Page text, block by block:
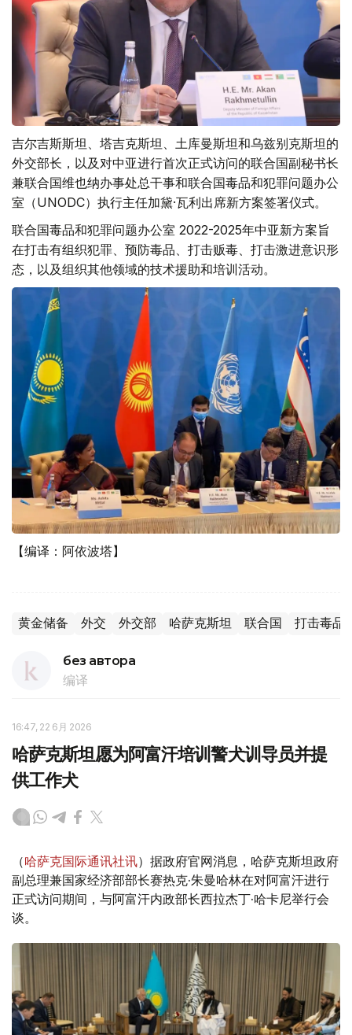
吉尔吉斯斯坦、塔吉克斯坦、土库曼斯坦和乌兹别克斯坦的
外交部长，以及对中亚进行首次正式访问的联合国副秘书长
兼联合国维也纳办事处总干事和联合国毒品和犯罪问题办公
室（UNODC）执行主任加黛·瓦利出席新方案签署仪式。
联合国毒品和犯罪问题办公室 2022-2025年中亚新方案旨
在打击有组织犯罪、预防毒品、打击贩毒、打击激进意识形
态，以及组织其他领域的技术援助和培训活动。
【编译：阿依波塔】
黄金储备 外交 外交部 哈萨克斯坦 联合国 打击毒品
без автора
编译
16:47, 22 6月 2026
哈萨克斯坦愿为阿富汗培训警犬训导员并提
供工作犬
（哈萨克国际通讯社讯）据政府官网消息，哈萨克斯坦政府
副总理兼国家经济部部长赛热克·朱曼哈林在对阿富汗进行
正式访问期间，与阿富汗内政部长西拉杰丁·哈卡尼举行会
谈。